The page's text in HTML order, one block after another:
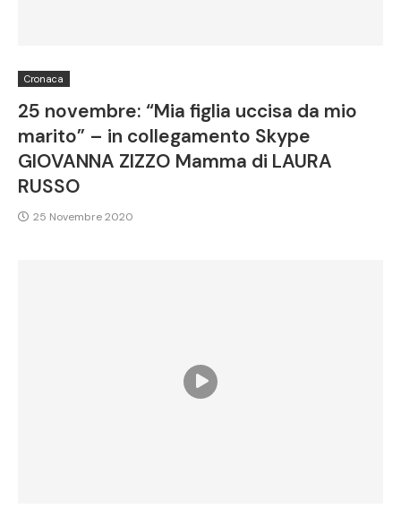
Cronaca
25 novembre: “Mia figlia uccisa da mio
marito” – in collegamento Skype
GIOVANNA ZIZZO Mamma di LAURA
RUSSO
25 Novembre 2020